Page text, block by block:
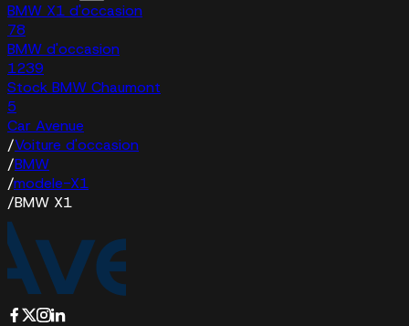
BMW X1 d'occasion
78
BMW d'occasion
1239
Stock BMW Chaumont
5
Car Avenue
/Voiture d'occasion
/BMW
/modele-X1
/BMW X1